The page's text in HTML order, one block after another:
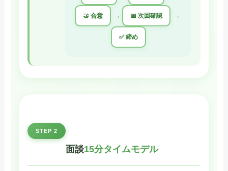
🤝 合意 → 📅 次回確認 →
✅ 締め
STEP 2
面談15分タイムモデル